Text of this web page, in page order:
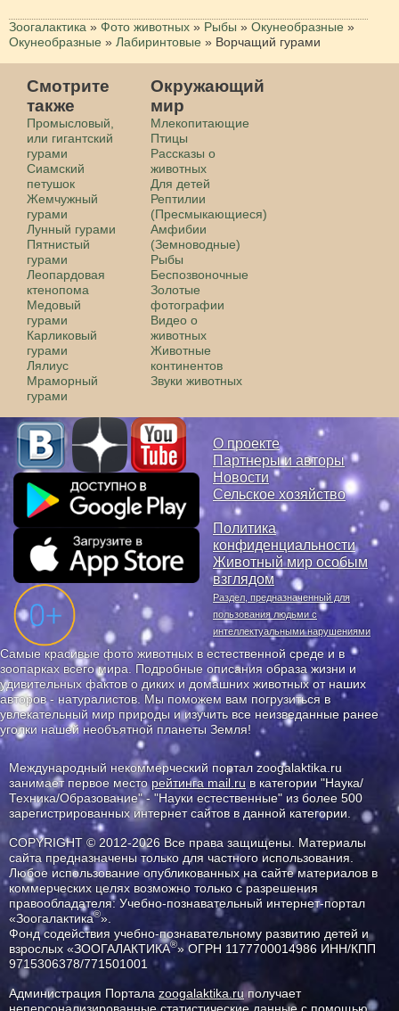
Зоогалактика » Фото животных » Рыбы » Окунеобразные »
Окунеобразные » Лабиринтовые » Ворчащий гурами
Смотрите
также
Промысловый,
или гигантский
гурами
Сиамский
петушок
Жемчужный
гурами
Лунный гурами
Пятнистый
гурами
Леопардовая
ктенопома
Медовый
гурами
Карликовый
гурами
Лялиус
Мраморный
гурами
Окружающий
мир
Млекопитающие
Птицы
Рассказы о
животных
Для детей
Рептилии
(Пресмыкающиеся)
Амфибии
(Земноводные)
Рыбы
Беспозвоночные
Золотые
фотографии
Видео о
животных
Животные
континентов
Звуки животных
О проекте
Партнеры и авторы
Новости
Сельское хозяйство
Политика
конфиденциальности
Животный мир особым
взглядом
Раздел, предназначенный для
пользования людьми с
интеллектуальными нарушениями
Самые красивые фото животных в естественной среде и в
зоопарках всего мира. Подробные описания образа жизни и
удивительных фактов о диких и домашних животных от наших
авторов - натуралистов. Мы поможем вам погрузиться в
увлекательный мир природы и изучить все неизведанные ранее
уголки нашей необъятной планеты Земля!
Международный некоммерческий портал zoogalaktika.ru
занимает первое месторейтинга mail.ru в категории "Наука/
Техника/Образование" - "Науки естественные" из более 500
зарегистрированных интернет сайтов в данной категории.
COPYRIGHT © 2012-2026 Все права защищены. Материалы
сайта предназначены только для частного использования.
Любое использование опубликованных на сайте материалов в
коммерческих целях возможно только с разрешения
правообладателя: Учебно-познавательный интернет-портал
«Зоогалактика®».
Фонд содействия учебно-познавательному развитию детей и
взрослых «ЗООГАЛАКТИКА®» ОГРН 1177700014986 ИНН/КПП
9715306378/771501001
Администрация Портала zoogalaktika.ruполучает
неперсонализированные статистические данные с помощью